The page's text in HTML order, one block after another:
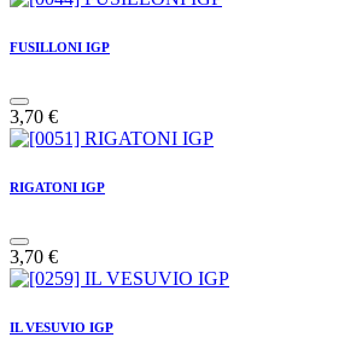
FUSILLONI IGP
3,70 €
RIGATONI IGP
3,70 €
IL VESUVIO IGP